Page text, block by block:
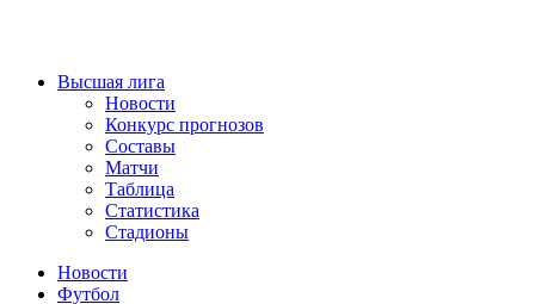
Высшая лига
Новости
Конкурс прогнозов
Составы
Матчи
Таблица
Статистика
Стадионы
Новости
Футбол